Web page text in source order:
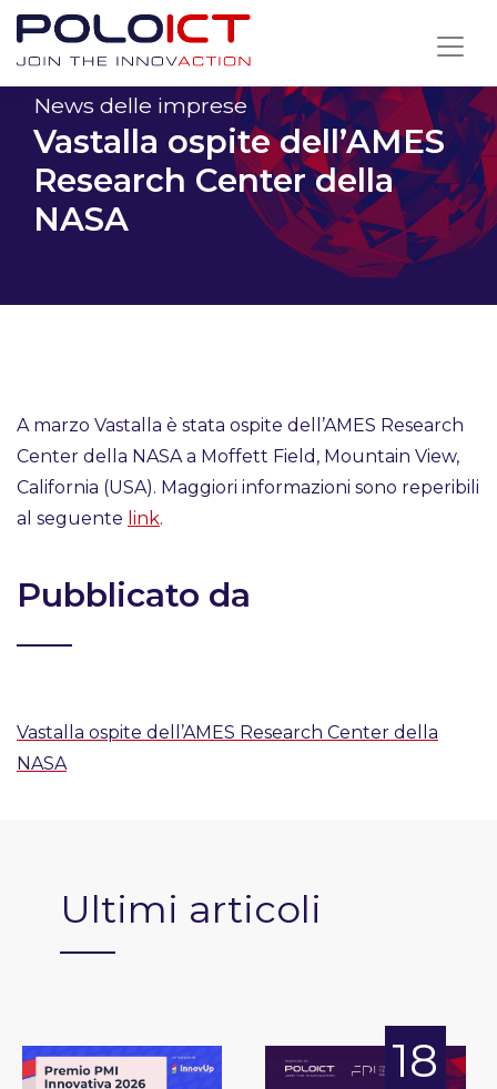
Skip
contentNews delle imprese
Vastalla ospite dell’AMES
Research Center della
NASA
A marzo Vastalla è stata ospite dell’AMES Research
Center della NASA a Moffett Field, Mountain View,
California (USA). Maggiori informazioni sono reperibili
al seguente link.
Pubblicato da
Vastalla ospite dell’AMES Research Center della
NASA
Ultimi articoli
18